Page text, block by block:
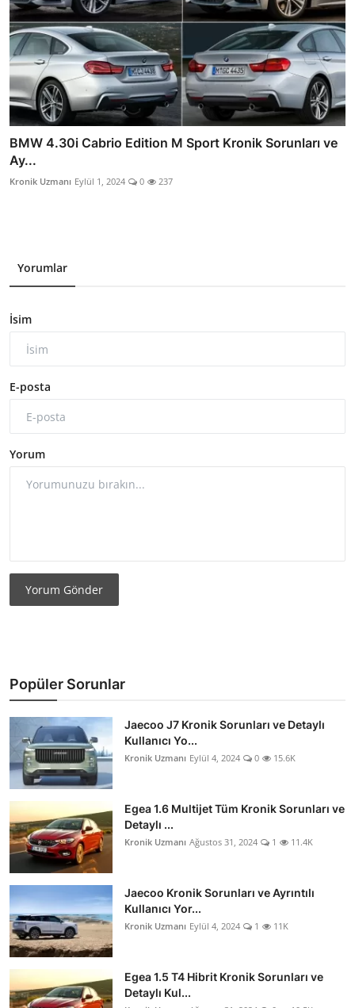
BMW 4.30i Cabrio Edition M Sport Kronik Sorunları ve
Ay...
Kronik Uzmanı Eylül 1, 2024 0 237
Yorumlar
İsim
E-posta
Yorum
Yorum Gönder
Popüler Sorunlar
Jaecoo J7 Kronik Sorunları ve Detaylı
Kullanıcı Yo...
Kronik Uzmanı Eylül 4, 2024 0 15.6K
Egea 1.6 Multijet Tüm Kronik Sorunları ve
Detaylı ...
Kronik Uzmanı Ağustos 31, 2024 1 11.4K
Jaecoo Kronik Sorunları ve Ayrıntılı
Kullanıcı Yor...
Kronik Uzmanı Eylül 4, 2024 1 11K
Egea 1.5 T4 Hibrit Kronik Sorunları ve
Detaylı Kul...